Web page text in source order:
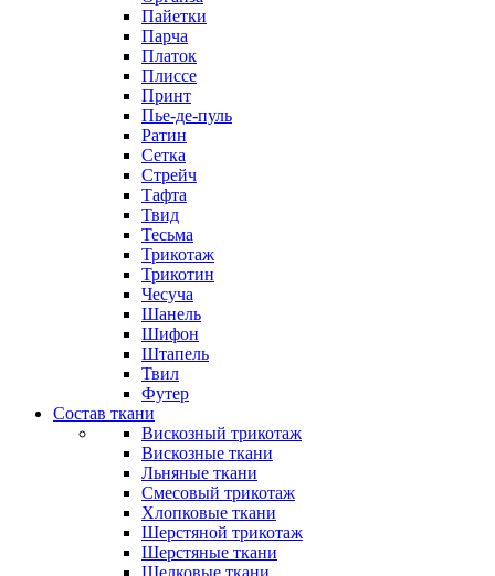
Пайетки
Парча
Платок
Плиссе
Принт
Пье-де-пуль
Ратин
Сетка
Стрейч
Тафта
Твид
Тесьма
Трикотаж
Трикотин
Чесуча
Шанель
Шифон
Штапель
Твил
Футер
Состав ткани
Вискозный трикотаж
Вискозные ткани
Льняные ткани
Смесовый трикотаж
Хлопковые ткани
Шерстяной трикотаж
Шерстяные ткани
Шелковые ткани